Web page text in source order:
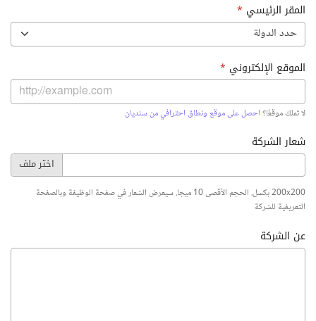
المقر الرئيسي *
حدد الدولة
الموقع الإلكتروني *
لا تملك موقعًا؟ احصل على موقع ونطاق احترافي من سنديان
شعار الشركة
200x200 بكسل. الحجم الأقصى 10 ميجا. سيعرض الشعار في صفحة الوظيفة وبالصفحة
التعريفية للشركة
عن الشركة